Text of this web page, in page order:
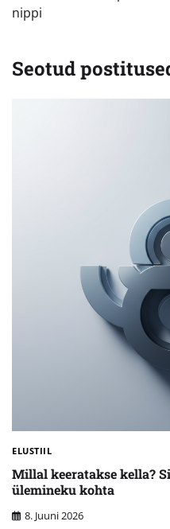
nippi
Seotud
ELUSTIIL
Millal keeratakse kella?
ülemineku kohta
8. Juuni 2026